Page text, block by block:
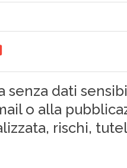
senza dati
o alla
rischi,